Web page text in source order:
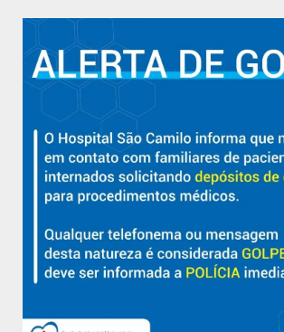
Hospital São Camilo – há mais de 50 anos
com qualidade, acolhimento e
Sobre
Nossa História e Fundador
Políticas e Normas